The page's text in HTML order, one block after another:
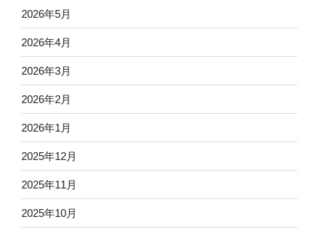
2026年5月
2026年4月
2026年3月
2026年2月
2026年1月
2025年12月
2025年11月
2025年10月